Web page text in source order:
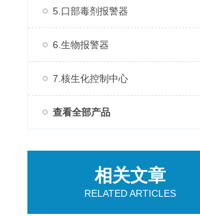
5.口部毒剂报警器
6.生物报警器
7.核生化控制中心
查看全部产品
相关文章
RELATED ARTICLES